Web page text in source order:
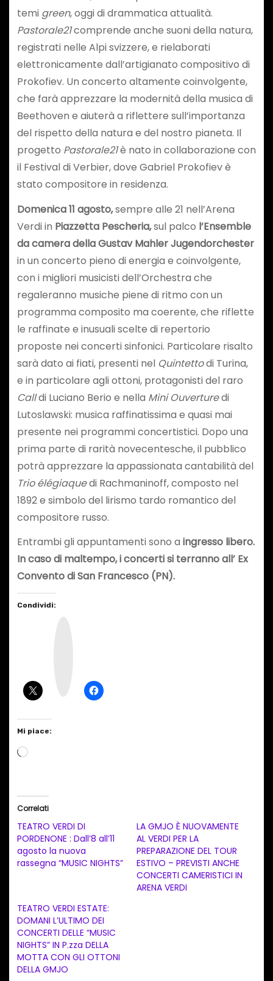
temi green, oggi di drammatica attualità.
Pastorale21comprende anche suoni della natura,
registrati nelle Alpi svizzere, e rielaborati
elettronicamente dall’artigianato compositivo di
Prokofiev. Un concerto altamente coinvolgente,
che farà apprezzare la modernità della musica di
Beethoven e aiuterà a riflettere sull’importanza
del rispetto della natura e del nostro pianeta. Il
progetto Pastorale21è nato in collaborazione con
il Festival di Verbier, dove Gabriel Prokofiev è
stato compositore in residenza.
Domenica 11 agosto,sempre alle 21 nell’Arena
Verdi in Piazzetta Pescheria,sul palco l’Ensemble
da camera dellaGustav Mahler Jugendorchester
in un concerto pieno di energia e coinvolgente,
con i migliori musicisti dell’Orchestra che
regaleranno musiche piene di ritmo con un
programma composito ma coerente, che riflette
le raffinate e inusuali scelte di repertorio
proposte nei concerti sinfonici. Particolare risalto
sarà dato ai fiati, presenti nel Quintettodi Turina,
e in particolare agli ottoni, protagonisti del raro
Calldi Luciano Berio e nella Mini Ouverturedi
Lutoslawski: musica raffinatissima e quasi mai
presente nei programmi concertistici. Dopo una
prima parte di rarità novecentesche, il pubblico
potrà apprezzare la appassionata cantabilità del
Trio élégiaquedi Rachmaninoff, composto nel
1892 e simbolo del lirismo tardo romantico del
compositore russo.
Entrambi gli appuntamenti sono a ingresso libero.
In caso di maltempo, i concerti si terranno all’ Ex
Convento di San Francesco (PN).
Condividi:
Mi piace:
C
a
m
e
t
o
i
n
c
Correlati
TEATRO VERDI DI
PORDENONE : Dall’8 all’11
agosto la nuova
rassegna “MUSIC NIGHTS”
LA GMJO È NUOVAMENTE
AL VERDI PER LA
PREPARAZIONE DEL TOUR
ESTIVO – PREVISTI ANCHE
CONCERTI CAMERISTICI IN
ARENA VERDI
TEATRO VERDI ESTATE:
DOMANI L’ULTIMO DEI
CONCERTI DELLE “MUSIC
NIGHTS” IN P.zza DELLA
MOTTA CON GLI OTTONI
DELLA GMJO